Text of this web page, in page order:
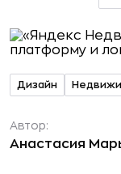
Дизайн
Автор:
Анастасия